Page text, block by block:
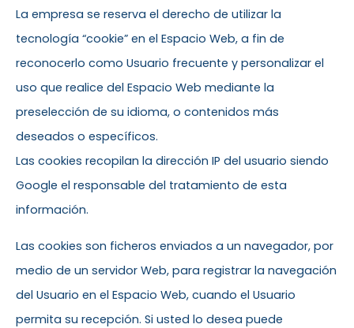
La empresa se reserva el derecho de utilizar la
tecnología “cookie” en el Espacio Web, a fin de
reconocerlo como Usuario frecuente y personalizar el
uso que realice del Espacio Web mediante la
preselección de su idioma, o contenidos más
deseados o específicos.
Las cookies recopilan la dirección IP del usuario siendo
Google el responsable del tratamiento de esta
información.
Las cookies son ficheros enviados a un navegador, por
medio de un servidor Web, para registrar la navegación
del Usuario en el Espacio Web, cuando el Usuario
permita su recepción. Si usted lo desea puede